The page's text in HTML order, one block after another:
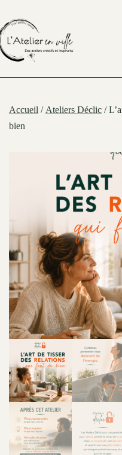
to
content
Accueil / Ateliers Déclic /
bien